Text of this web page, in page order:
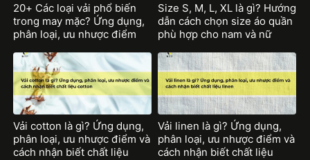
20+ Các loại vải phổ biến
trong may mặc? Ứng dụng,
phân loại, ưu nhược điểm
Size S, M, L, XL là gì? Hướng
dẫn cách chọn size áo quần
phù hợp cho nam và nữ
Vải cotton là gì? Ứng dụng,
phân loại, ưu nhược điểm và
cách nhận biết chất liệu
Vải linen là gì? Ứng dụng,
phân loại, ưu nhược điểm và
cách nhận biết chất liệu